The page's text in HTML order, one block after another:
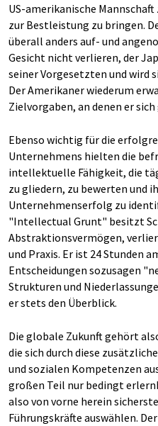
US-amerikanische
zur Bestleistung zu bringen.
überall anders auf- und
Gesicht nicht verlieren, der
seiner Vorgesetzten und wird
Der Amerikaner wiederum
Zielvorgaben, an denen er
Ebenso wichtig für die
Unternehmens hielten die
intellektuelle Fähigkeit, die
zu gliedern, zu bewerten und
Unternehmenserfolg zu
"Intellectual Grunt" besitzt
Abstraktionsvermögen,
und Praxis. Er ist 24 Stunden
Entscheidungen sozusagen
Strukturen und
er stets den Überblick.
Die globale Zukunft gehört
die sich durch diese
und sozialen Kompetenzen
großen Teil nur bedingt
also von vorne herein
Führungskräfte auswählen.